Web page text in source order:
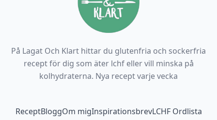
På Lagat Och Klart hittar du glutenfria och sockerfria
recept för dig som äter lchf eller vill minska på
kolhydraterna. Nya recept varje vecka
Footer navigation
ReceptBloggOm migInspirationsbrevLCHF Ordlista